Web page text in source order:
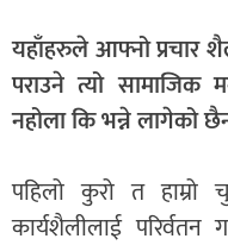
यहाँहरुले आफ्नो प्रचार
पराउने त्यो सामाजिक
नहोला कि भन्ने लागेको
पहिलो कुरो त हाम्रो
कार्यशैलीलाई